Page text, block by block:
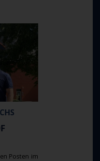
Posten im